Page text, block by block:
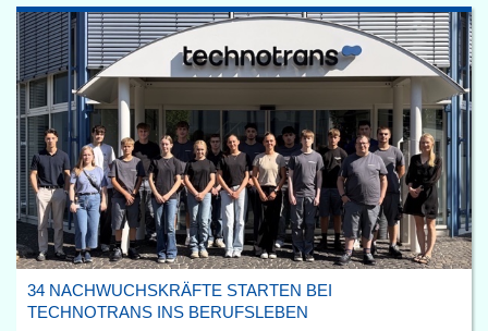
34 NACHWUCHSKRÄFTE STARTEN BEI
TECHNOTRANS INS BERUFSLEBEN